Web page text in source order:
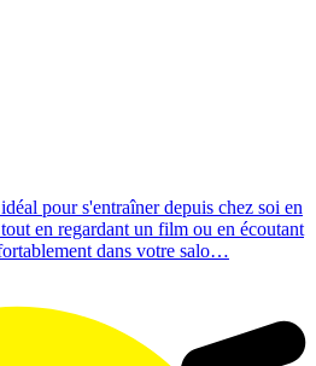
pour s'entraîner depuis chez soi en
en regardant un film ou en écoutant
dans votre salo…